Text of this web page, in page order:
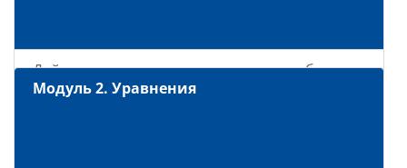
Действия со степенями с целым и дробным
показателем
Модуль 2. Уравнения